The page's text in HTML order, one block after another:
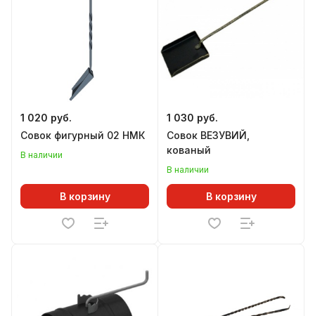
1 020 руб.
Совок фигурный 02 НМК
В наличии
В корзину
1 030 руб.
Совок ВЕЗУВИЙ,
кованый
В наличии
В корзину